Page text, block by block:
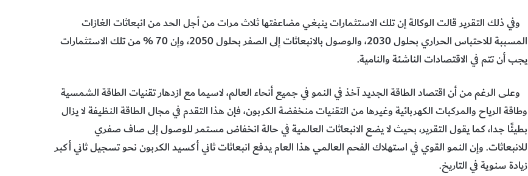
وفي ذلك التقرير قالت الوكالة إن تلك الاستثمارات ينبغي مضاعفتها ثلاث مرات من أجل الحد من انبعاثات الغازات
المسببة للاحتباس الحراري بحلول 2030، والوصول بالانبعاثات إلى الصفر بحلول 2050، وإن 70 % من تلك الاستثمارات
يجب أن تتم في الاقتصادات الناشئة والنامية.
وعلى الرغم من أن اقتصاد الطاقة الجديد آخذ في النمو في جميع أنحاء العالم، لاسيما مع ازدهار تقنيات الطاقة الشمسية
وطاقة الرياح والمركبات الكهربائية وغيرها من التقنيات منخفضة الكربون، فإن هذا التقدم في مجال الطاقة النظيفة لا يزال
بطيئًا جدا، كما يقول التقرير، بحيث لا يضع الانبعاثات العالمية في حالة انخفاض مستمر للوصول إلى صاف صفري
للانبعاثات. وإن النمو القوي في استهلاك الفحم العالمي هذا العام يدفع انبعاثات ثاني أكسيد الكربون نحو تسجيل ثاني أكبر
زيادة سنوية في التاريخ.